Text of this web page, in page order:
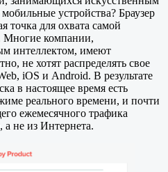
устройства? Браузер
точка для охвата самой
Многие компании,
интеллектом, имеют
не хотят распределять свое
iOS и Android. В результате
в настоящее время есть
реального времени, и почти
ежемесячного трафика
а не из Интернета.